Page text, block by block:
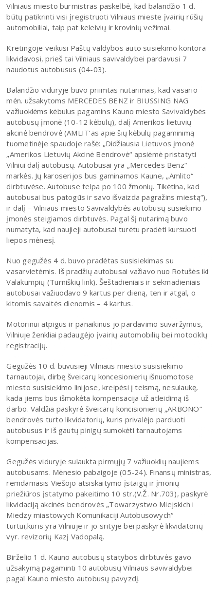
Vilniaus miesto burmistras paskelbė, kad balandžio 1 d.
būtų patikrinti visi įregistruoti Vilniaus mieste įvairių rūšių
automobiliai, taip pat keleivių ir krovinių vežimai.
Kretingoje veikusi Paštų valdybos auto susiekimo kontora
likvidavosi, prieš tai Vilniaus savivaldybei pardavusi 7
naudotus autobusus (04-03).
Balandžio viduryje buvo priimtas nutarimas, kad vasario
mėn. užsakytoms MERCEDES BENZ ir BIUSSING NAG
važiuoklėms kėbulus pagamins Kauno miesto Savivaldybės
autobusų įmonė (10-12 kėbulų), dalį Amerikos lietuvių
akcinė bendrovė (AMLIT‘as apie šių kėbulų pagaminimą
tuometinėje spaudoje rašė: „Didžiausia Lietuvos įmonė
„Amerikos Lietuvių Akcinė Bendrovė“ apsiėmė pristatyti
Vilniui dalį autobusų. Autobusai yra „Mercedes Benz“
markės. Jų karoserijos bus gaminamos Kaune, „Amlito“
dirbtuvėse. Autobuse telpa po 100 žmonių. Tikėtina, kad
autobusai bus patogūs ir savo išvaizda pagražins miestą“),
ir dalį – Vilniaus miesto Savivaldybės autobusų susiekimo
įmonės steigiamos dirbtuvės. Pagal šį nutarimą buvo
numatyta, kad naujieji autobusai turėtu pradėti kursuoti
liepos mėnesį.
Nuo gegužės 4 d. buvo pradėtas susisiekimas su
vasarvietėmis. Iš pradžių autobusai važiavo nuo Rotušės iki
Valakumpių (Turniškių link). Šeštadieniais ir sekmadieniais
autobusai važiuodavo 9 kartus per dieną, ten ir atgal, o
kitomis savaitės dienomis – 4 kartus.
Motorinui atpigus ir panaikinus jo pardavimo suvaržymus,
Vilniuje ženkliai padaugėjo įvairių automobilių bei motociklų
registracijų.
Gegužės 10 d. buvusieji Vilniaus miesto susisiekimo
tarnautojai, dirbę šveicarų koncesionierių išnuomotose
miesto susisiekimo linijose, kreipėsi į teismą, nesulaukę,
kada jiems bus išmokėta kompensacija už atleidimą iš
darbo. Valdžia paskyrė šveicarų koncisionierių „ARBONO“
bendrovės turto likvidatorių, kuris privalėjo parduoti
autobusus ir iš gautų pinigų sumokėti tarnautojams
kompensacijas.
Gegužės viduryje sulaukta pirmųjų 7 važiuoklių naujiems
autobusams. Mėnesio pabaigoje (05-24). Finansų ministras,
remdamasis Viešojo atsiskaitymo įstaigų ir įmonių
priežiūros įstatymo pakeitimo 10 str.(V.Ž. Nr.703), paskyrė
likvidaciją akcinės bendrovės „Towarzystwo Miejskich i
Miedzy miastowych Komunikaciji Autobusowych“
turtui,kuris yra Vilniuje ir jo srityje bei paskyrė likvidatorių
vyr. revizorių Kazį Vadopalą.
Birželio 1 d. Kauno autobusų statybos dirbtuvės gavo
užsakymą pagaminti 10 autobusų Vilniaus savivaldybei
pagal Kauno miesto autobusų pavyzdį.